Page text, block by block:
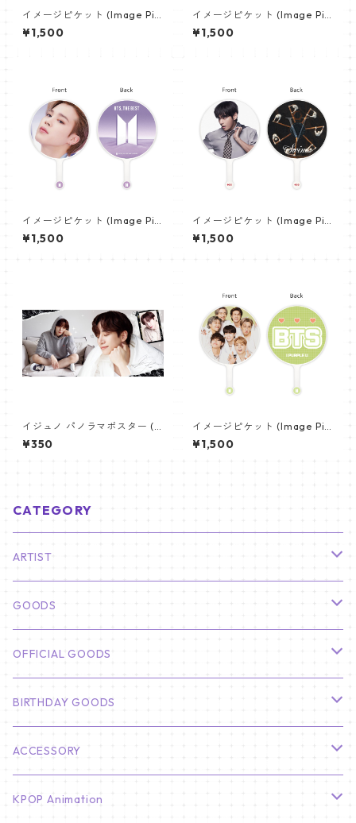
イメージピケット (Image Pic
ket) うちわ - ジン (JIN-16)
¥1,500
イメージピケット (Image Pic
ket) うちわ - 防弾少年団 (BTS
_01)
¥1,500
イメージピケット (Image Pic
ket) うちわ - ジミン(JIMIN-0
6)
¥1,500
イメージピケット (Image Pic
ket) うちわ - ヴィ (V_21)
¥1,500
イジュノ パノラマポスター (L
eeJunho Poster) 700*330
mm 【leejunho-01】
¥350
イメージピケット (Image Pic
ket) うちわ - 防弾少年団 (BTS
_04)
¥1,500
CATEGORY
ARTIST
俳優
CHA EUN WOO
HYUNBIN
BTS
JIN
J-HOPE
SEVENTEEN
S.COUPS
ジョンハン
Stray Kids
バンチャン
TXT
GOODS
カレンダー
壁掛けカレンダー
ミニ壁掛けカレンダー
フォトカードセット(60枚入り)
韓国語単語カード
プレミアム写真集
OFFICIAL GOODS
LIGHT STICK
Light Stick Pouch
BT21
Stray Kids
BIRTHDAY GOODS
01/01 WINTER
01/16 SEUNGKWAN
ACCESSORY
PIERCE
KPOP Animation